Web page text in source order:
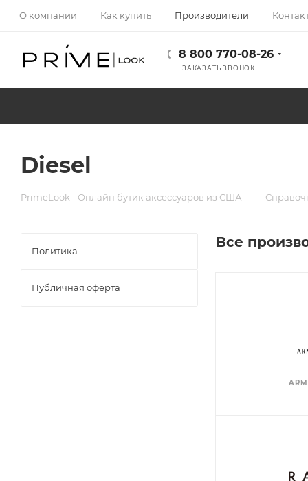
О компании Как купить Производители
8 800 770-08-26
ЗАКАЗАТЬ ЗВОНОК
Diesel
PrimeLook - Онлайн бутик аксессуаров из США —
Все
Политика
Публичная оферта